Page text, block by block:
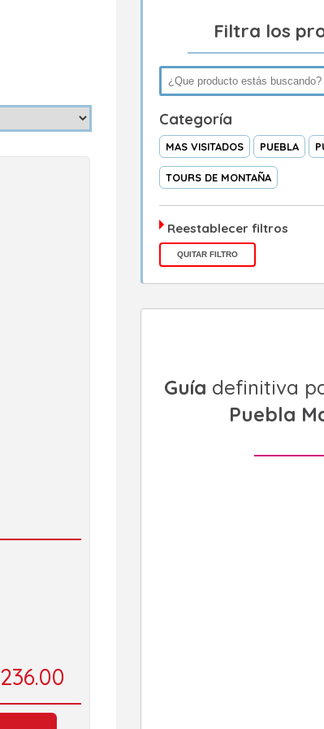
Filtra los
Categoría
MAS VISITADOS PUEBLA
TOURS DE MONTAÑA
Reestablecer filtros
QUITAR FILTRO
Guía definitiva
Puebla